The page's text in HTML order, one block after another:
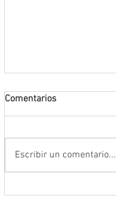
Comentarios
Escribir un comentario...